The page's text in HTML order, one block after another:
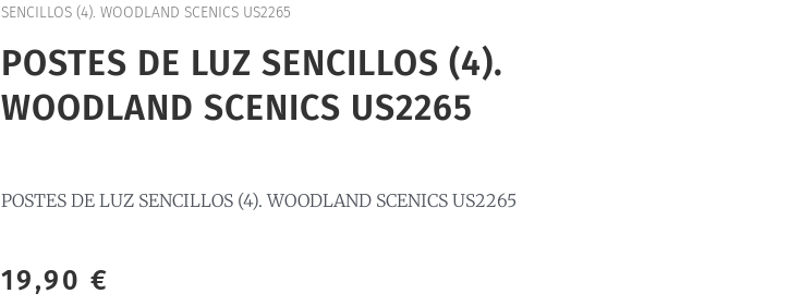
SENCILLOS (4). WOODLAND SCENICS US2265
POSTES DE LUZ SENCILLOS (4).
WOODLAND SCENICS US2265
POSTES DE LUZ SENCILLOS (4). WOODLAND SCENICS US2265
19,90 €